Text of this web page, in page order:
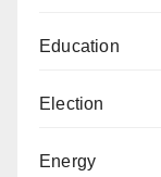
Education
Election
Energy